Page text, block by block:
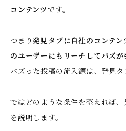
コンテンツです。
つまり発見タブに自社のコンテ
のユーザーにもリーチしてバズが
バズった投稿の流入源は、発見タ
ではどのような条件を整えれば
を説明します。